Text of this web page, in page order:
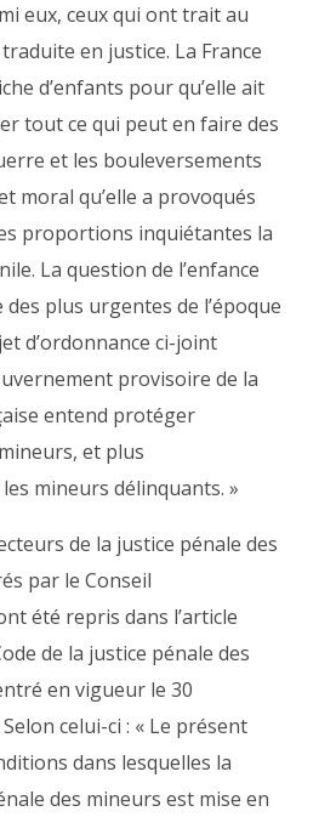
eux, ceux qui ont trait au
en justice. La France
d’enfants pour qu’elle ait
tout ce qui peut en faire des
et les bouleversements
moral qu’elle a provoqués
proportions inquiétantes la
La question de l’enfance
plus urgentes de l’époque
d’ordonnance ci-joint
provisoire de la
entend protéger
et plus
mineurs délinquants. »
de la justice pénale des
par le Conseil
été repris dans l’article
de la justice pénale des
en vigueur le 30
celui-ci : « Le présent
dans lesquelles la
des mineurs est mise en